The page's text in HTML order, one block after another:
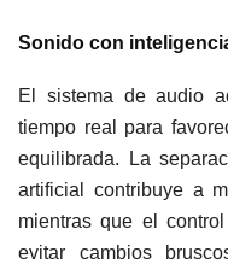
Sonido con
El sistema de audio
tiempo real para
equilibrada. La
artificial contribuye a
mientras que el
evitar cambios